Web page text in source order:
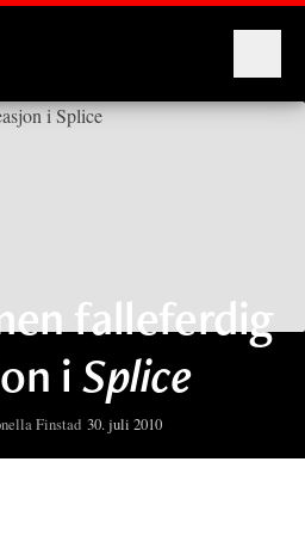
falleferdig
iSplice
Finstad 30. juli 2010